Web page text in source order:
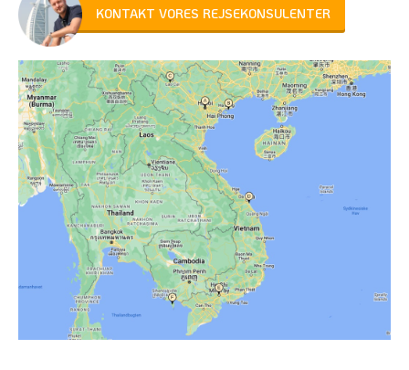
KONTAKT VORES REJSEKONSULENTER